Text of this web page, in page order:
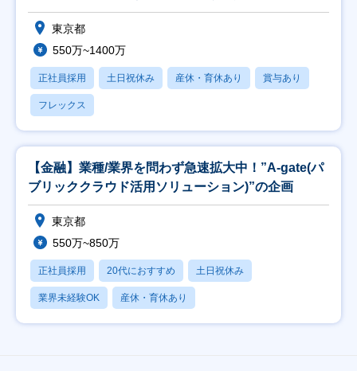
東京都
550万~1400万
正社員採用 土日祝休み 産休・育休あり 賞与あり
フレックス
【金融】業種/業界を問わず急速拡大中！”A-gate(パ
ブリッククラウド活用ソリューション)”の企画
東京都
550万~850万
正社員採用 20代におすすめ 土日祝休み
業界未経験OK 産休・育休あり